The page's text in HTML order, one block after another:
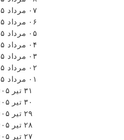
۰۷ مرداد ۱۴۰۵
۰۶ مرداد ۱۴۰۵
۰۵ مرداد ۱۴۰۵
۰۴ مرداد ۱۴۰۵
۰۳ مرداد ۱۴۰۵
۰۲ مرداد ۱۴۰۵
۰۱ مرداد ۱۴۰۵
۳۱ تیر ۱۴۰۵
۳۰ تیر ۱۴۰۵
۲۹ تیر ۱۴۰۵
۲۸ تیر ۱۴۰۵
۲۷ تیر ۱۴۰۵